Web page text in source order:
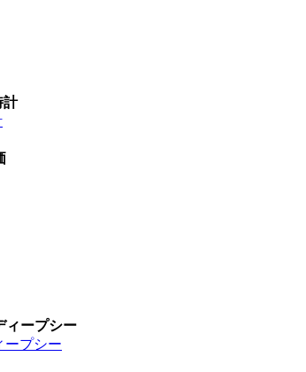
計
ィープシー
ープシー